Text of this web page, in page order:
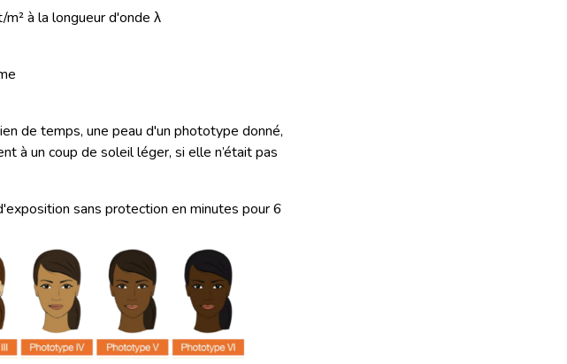
à la longueur d'onde λ
de temps, une peau d'un phototype donné,
à un coup de soleil léger, si elle n’était pas
sans protection en minutes pour 6